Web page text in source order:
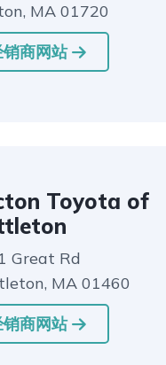
MA 01720
商网站
Toyota of
Great Rd
MA 01460
商网站